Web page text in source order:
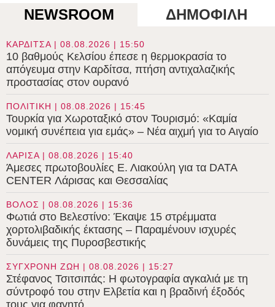
NEWSROOM ΔΗΜΟΦΙΛΗ
ΚΑΡΔΙΤΣΑ | 08.08.2026 | 15:50
10 βαθμούς Κελσίου έπεσε η θερμοκρασία το
απόγευμα στην Καρδίτσα, πτήση αντιχαλαζικής
προστασίας στον ουρανό
ΠΟΛΙΤΙΚΗ | 08.08.2026 | 15:45
Τουρκία για Χωροταξικό στον Τουρισμό: «Καμία
νομική συνέπεια για εμάς» – Νέα αιχμή για το Αιγαίο
ΛΑΡΙΣΑ | 08.08.2026 | 15:40
Άμεσες πρωτοβουλίες Ε. Λιακούλη για τα DATA
CENTER Λάρισας και Θεσσαλίας
ΒΟΛΟΣ | 08.08.2026 | 15:36
Φωτιά στο Βελεστίνο: Έκαψε 15 στρέμματα
χορτολιβαδικής έκτασης – Παραμένουν ισχυρές
δυνάμεις της Πυροσβεστικής
ΣΥΓΧΡΟΝΗ ΖΩΗ | 08.08.2026 | 15:27
Στέφανος Τσιτσιπάς: Η φωτογραφία αγκαλιά με τη
σύντροφό του στην Ελβετία και η βραδινή έξοδός